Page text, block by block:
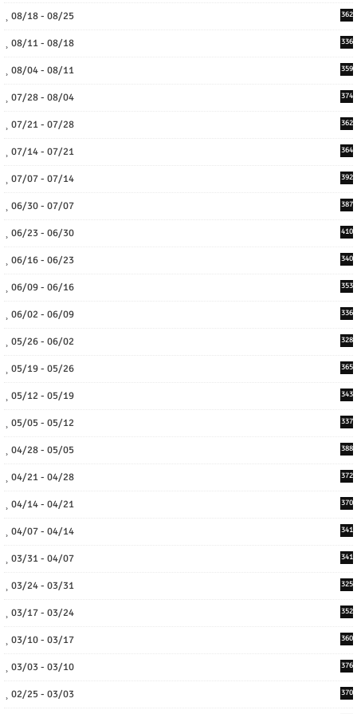
08/18 - 08/25 362
08/11 - 08/18 336
08/04 - 08/11 359
07/28 - 08/04 374
07/21 - 07/28 362
07/14 - 07/21 364
07/07 - 07/14 392
06/30 - 07/07 387
06/23 - 06/30 410
06/16 - 06/23 340
06/09 - 06/16 353
06/02 - 06/09 336
05/26 - 06/02 328
05/19 - 05/26 365
05/12 - 05/19 343
05/05 - 05/12 337
04/28 - 05/05 388
04/21 - 04/28 372
04/14 - 04/21 370
04/07 - 04/14 341
03/31 - 04/07 341
03/24 - 03/31 325
03/17 - 03/24 352
03/10 - 03/17 360
03/03 - 03/10 376
02/25 - 03/03 370